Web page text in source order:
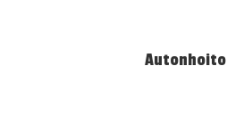
Autonhoito